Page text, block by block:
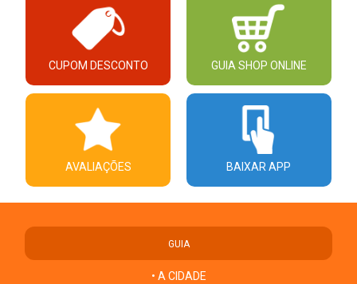
CUPOM DESCONTO GUIA SHOP ONLINE
AVALIAÇÕES BAIXAR APP
GUIA
• A CIDADE